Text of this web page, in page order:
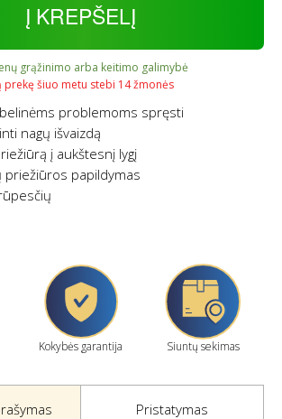
Į KREPŠELĮ
grąžinimo arba keitimo galimybė
prekę šiuo metu stebi 14 žmonės
problemoms spręsti
nagų išvaizdą
į aukštesnį lygį
priežiūros papildymas
Kokybės garantija Siuntų sekimas
Pristatymas